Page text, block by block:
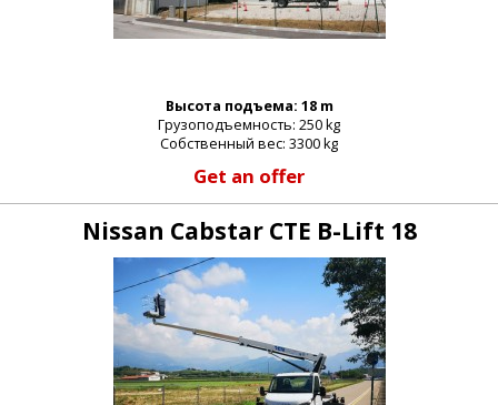
Высота подъема: 18 m
Грузоподъемность: 250 kg
Собственный вес: 3300 kg
Get an offer
Nissan Cabstar CTE B-Lift 18